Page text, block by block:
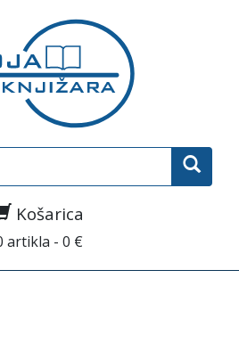
Košarica
artikla - 0 €